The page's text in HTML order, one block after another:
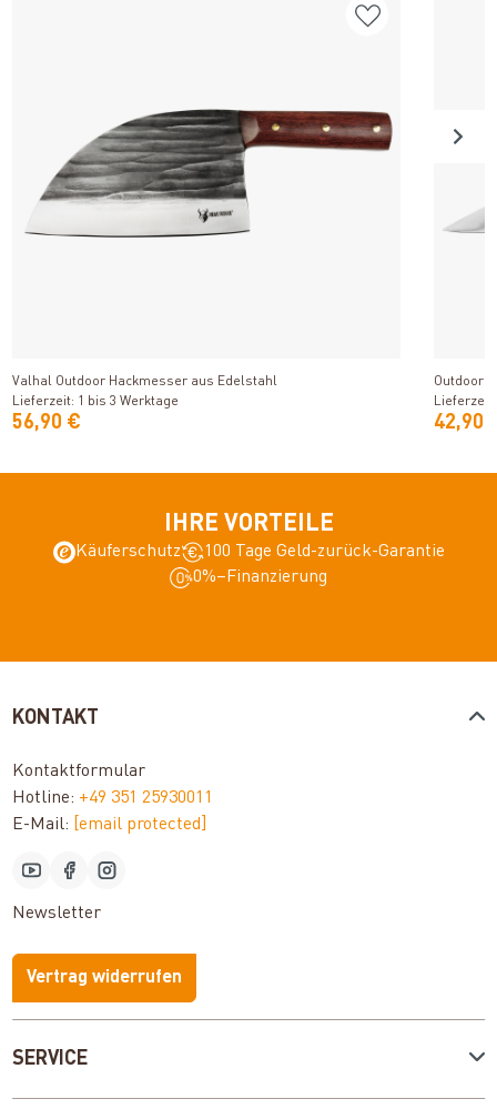
Valhal Outdoor Hackmesser aus Edelstahl
Lieferzeit: 1 bis 3 Werktage
56,90 € 42,90
IHRE VORTEILE
Käuferschutz
100 Tage Geld-zurück-Garantie
0%–Finanzierung
SERVICE
KONTAKT
Kontaktformular
Hotline: +49 351 25930011
E-Mail:
[email protected]
Newsletter
Vertrag widerrufen